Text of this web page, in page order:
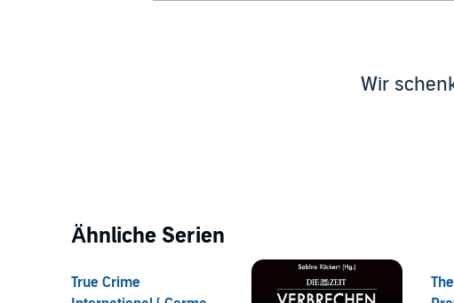
Wir
Ähnliche Serien
True Crime